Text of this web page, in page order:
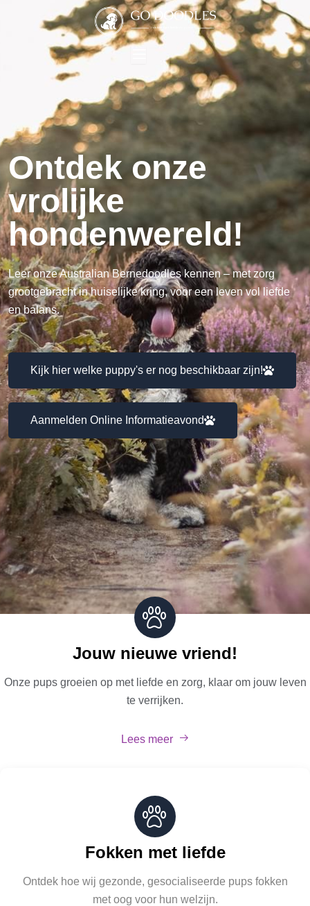
Ontdek onze
vrolijke
hondenwereld!
Leer onze Australian Bernedoodles kennen – met zorg
grootgebracht in huiselijke kring, voor een leven vol liefde
en balans.
Kijk hier welke puppy's er nog beschikbaar zijn!
Aanmelden Online Informatieavond
Jouw nieuwe vriend!
Onze pups groeien op met liefde en zorg, klaar om jouw leven
te verrijken.
Lees meer
Fokken met liefde
Ontdek hoe wij gezonde, gesocialiseerde pups fokken
met oog voor hun welzijn.